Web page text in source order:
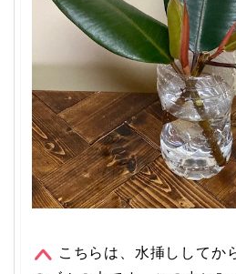
こちらは、水挿ししてか